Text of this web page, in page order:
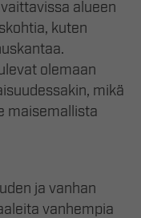
alueen
kuten
olemaan
mikä
maisemallista
ja vanhan
vanhempia